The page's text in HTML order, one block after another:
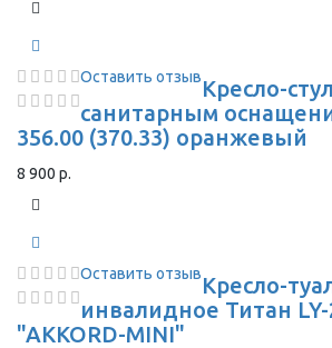
Оставить отзывКресло-
санитарным
356.00 (370.33) оранжевый
8 900 р.
Оставить отзывКресло-
инвалидное Титан LY-
"AKKORD-MINI"